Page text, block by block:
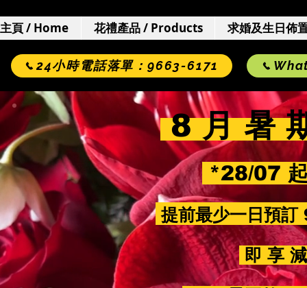
主頁 / Home 花禮產品 / Products 求婚及生日佈
24小時電話落單：9663-6171
8 月 暑
*28/07
提前最少一日預
即 享